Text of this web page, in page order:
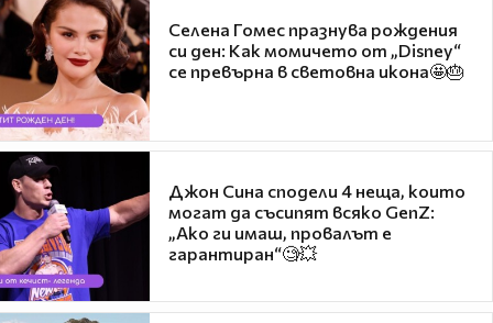
Селена Гомес празнува рождения
си ден: Как момичето от „Disney“
се превърна в световна икона🤩🎂
Джон Сина сподели 4 неща, които
могат да съсипят всяко GenZ:
„Ако ги имаш, провалът е
гарантиран“🧐💥